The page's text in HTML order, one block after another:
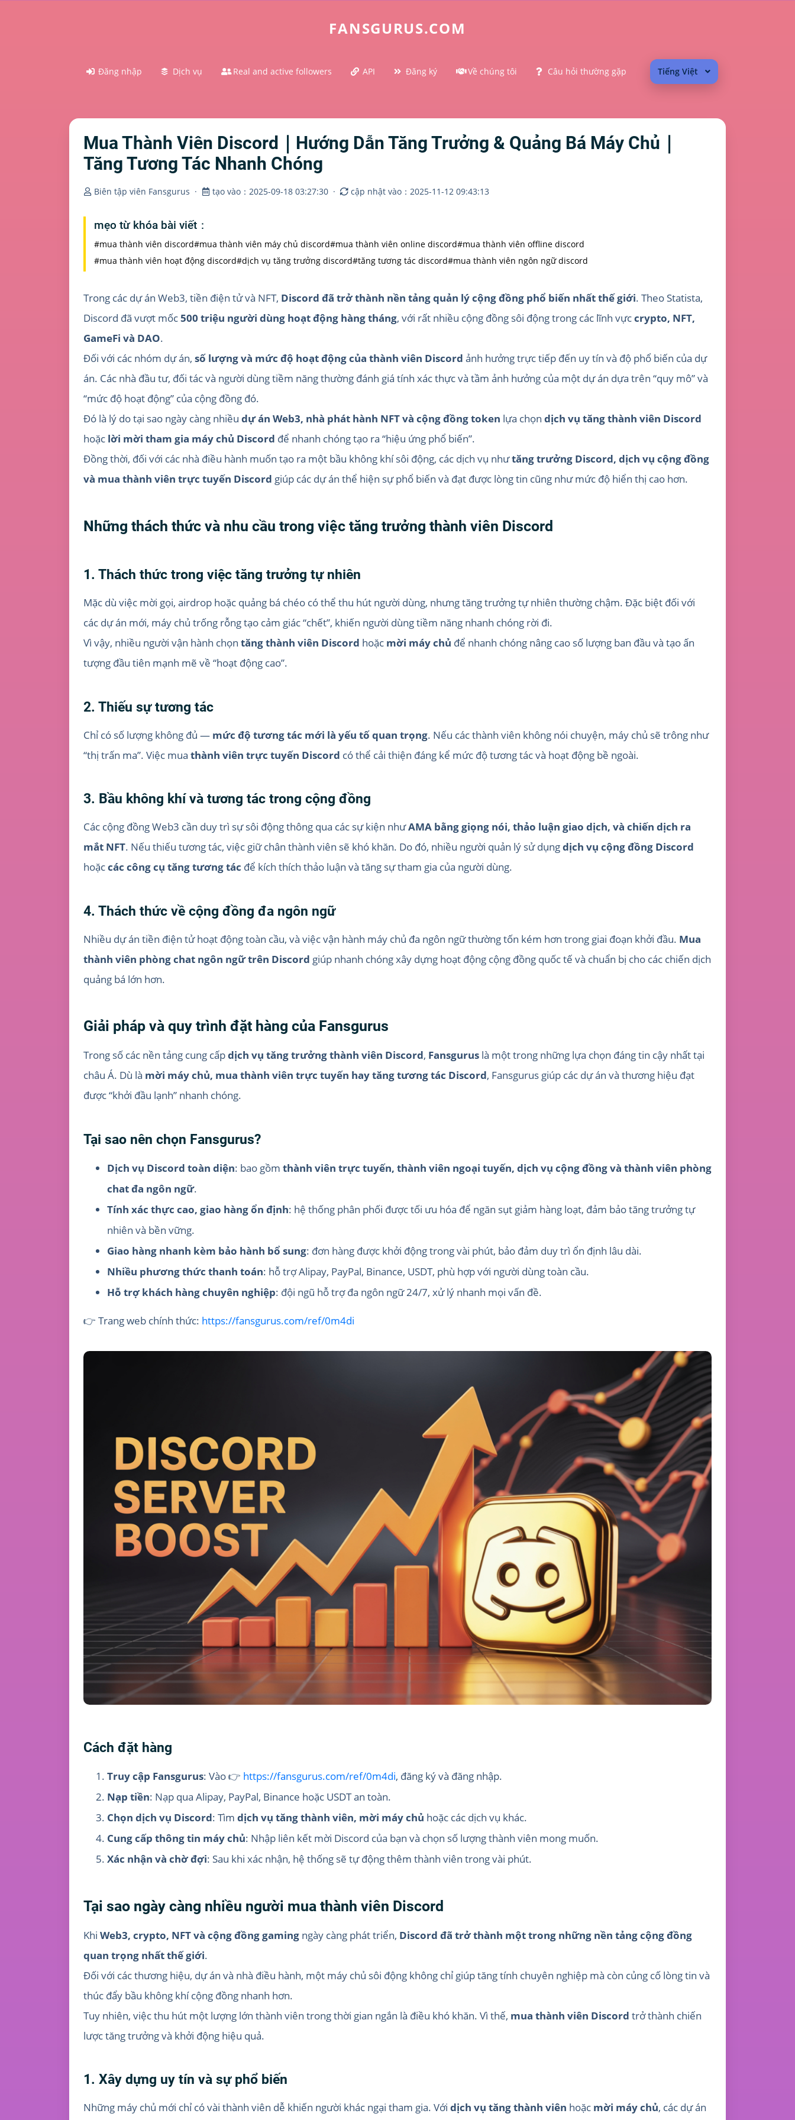
FANSGURUS.COM
Đăng nhập Dịch vụ Real and active followers API Đăng ký Về chúng tôi Câu hỏi thường gặp Tiếng Việt
Mua Thành Viên Discord｜Hướng Dẫn Tăng Trưởng & Quảng Bá Máy Chủ｜
Tăng Tương Tác Nhanh Chóng
Biên tập viên Fansgurus · tạo vào：2025-09-18 03:27:30 · cập nhật vào：2025-11-12 09:43:13
mẹo từ khóa bài viết：
#mua thành viên discord#mua thành viên máy chủ discord#mua thành viên online discord#mua thành viên offline discord
#mua thành viên hoạt động discord#dịch vụ tăng trưởng discord#tăng tương tác discord#mua thành viên ngôn ngữ discord
Trong các dự án Web3, tiền điện tử và NFT, Discord đã trở thành nền tảng quản lý cộng đồng phổ biến nhất thế giới. Theo Statista,
Discord đã vượt mốc500 triệu người dùng hoạt động hàng tháng, với rất nhiều cộng đồng sôi động trong các lĩnh vựccrypto, NFT,
GameFi và DAO.
Đối với các nhóm dự án, số lượng và mức độ hoạt động của thành viên Discord ảnh hưởng trực tiếp đến uy tín và độ phổ biến của dự
án. Các nhà đầu tư, đối tác và người dùng tiềm năng thường đánh giá tính xác thực và tầm ảnh hưởng của một dự án dựa trên “quy mô” và
“mức độ hoạt động” của cộng đồng đó.
Đó là lý do tại sao ngày càng nhiều dự án Web3, nhà phát hành NFT và cộng đồng token lựa chọn dịch vụ tăng thành viên Discord
hoặc lời mời tham gia máy chủ Discord để nhanh chóng tạo ra “hiệu ứng phổ biến”.
Đồng thời, đối với các nhà điều hành muốn tạo ra một bầu không khí sôi động, các dịch vụ nhưtăng trưởng Discord, dịch vụ cộng đồng
và mua thành viên trực tuyến Discord giúp các dự án thể hiện sự phổ biến và đạt được lòng tin cũng như mức độ hiển thị cao hơn.
Những thách thức và nhu cầu trong việc tăng trưởng thành viên Discord
1. Thách thức trong việc tăng trưởng tự nhiên
Mặc dù việc mời gọi, airdrop hoặc quảng bá chéo có thể thu hút người dùng, nhưng tăng trưởng tự nhiên thường chậm. Đặc biệt đối với
các dự án mới, máy chủ trống rỗng tạo cảm giác “chết”, khiến người dùng tiềm năng nhanh chóng rời đi.
Vì vậy, nhiều người vận hành chọn tăng thành viên Discord hoặc mời máy chủ để nhanh chóng nâng cao số lượng ban đầu và tạo ấn
tượng đầu tiên mạnh mẽ về “hoạt động cao”.
2. Thiếu sự tương tác
Chỉ có số lượng không đủ — mức độ tương tác mới là yếu tố quan trọng. Nếu các thành viên không nói chuyện, máy chủ sẽ trông như
“thị trấn ma”. Việc mua thành viên trực tuyến Discord có thể cải thiện đáng kể mức độ tương tác và hoạt động bề ngoài.
3. Bầu không khí và tương tác trong cộng đồng
Các cộng đồng Web3 cần duy trì sự sôi động thông qua các sự kiện nhưAMA bằng giọng nói, thảo luận giao dịch, và chiến dịch ra
mắt NFT. Nếu thiếu tương tác, việc giữ chân thành viên sẽ khó khăn. Do đó, nhiều người quản lý sử dụngdịch vụ cộng đồng Discord
hoặccác công cụ tăng tương tác để kích thích thảo luận và tăng sự tham gia của người dùng.
4. Thách thức về cộng đồng đa ngôn ngữ
Nhiều dự án tiền điện tử hoạt động toàn cầu, và việc vận hành máy chủ đa ngôn ngữ thường tốn kém hơn trong giai đoạn khởi đầu. Mua
thành viên phòng chat ngôn ngữ trên Discord giúp nhanh chóng xây dựng hoạt động cộng đồng quốc tế và chuẩn bị cho các chiến dịch
quảng bá lớn hơn.
Giải pháp và quy trình đặt hàng của Fansgurus
Trong số các nền tảng cung cấpdịch vụ tăng trưởng thành viên Discord, Fansgurus là một trong những lựa chọn đáng tin cậy nhất tại
châu Á. Dù là mời máy chủ, mua thành viên trực tuyến hay tăng tương tác Discord, Fansgurus giúp các dự án và thương hiệu đạt
được “khởi đầu lạnh” nhanh chóng.
Tại sao nên chọn Fansgurus?
Dịch vụ Discord toàn diện: bao gồm thành viên trực tuyến, thành viên ngoại tuyến, dịch vụ cộng đồng và thành viên phòng
chat đa ngôn ngữ.
Tính xác thực cao, giao hàng ổn định: hệ thống phân phối được tối ưu hóa để ngăn sụt giảm hàng loạt, đảm bảo tăng trưởng tự
nhiên và bền vững.
Giao hàng nhanh kèm bảo hành bổ sung: đơn hàng được khởi động trong vài phút, bảo đảm duy trì ổn định lâu dài.
Nhiều phương thức thanh toán: hỗ trợ Alipay, PayPal, Binance, USDT, phù hợp với người dùng toàn cầu.
Hỗ trợ khách hàng chuyên nghiệp: đội ngũ hỗ trợ đa ngôn ngữ 24/7, xử lý nhanh mọi vấn đề.
👉 Trang web chính thức: https://fansgurus.com/ref/0m4di
Cách đặt hàng
Truy cập Fansgurus: Vào 👉 https://fansgurus.com/ref/0m4di, đăng ký và đăng nhập.
Nạp tiền: Nạp qua Alipay, PayPal, Binance hoặc USDT an toàn.
Chọn dịch vụ Discord: Tìm dịch vụ tăng thành viên, mời máy chủ hoặc các dịch vụ khác.
Cung cấp thông tin máy chủ: Nhập liên kết mời Discord của bạn và chọn số lượng thành viên mong muốn.
Xác nhận và chờ đợi: Sau khi xác nhận, hệ thống sẽ tự động thêm thành viên trong vài phút.
Tại sao ngày càng nhiều người mua thành viên Discord
Khi Web3, crypto, NFT và cộng đồng gaming ngày càng phát triển, Discord đã trở thành một trong những nền tảng cộng đồng
quan trọng nhất thế giới.
Đối với các thương hiệu, dự án và nhà điều hành, một máy chủ sôi động không chỉ giúp tăng tính chuyên nghiệp mà còn củng cố lòng tin và
thúc đẩy bầu không khí cộng đồng nhanh hơn.
Tuy nhiên, việc thu hút một lượng lớn thành viên trong thời gian ngắn là điều khó khăn. Vì thế, mua thành viên Discord trở thành chiến
lược tăng trưởng và khởi động hiệu quả.
1. Xây dựng uy tín và sự phổ biến
Những máy chủ mới chỉ có vài thành viên dễ khiến người khác ngại tham gia. Với dịch vụ tăng thành viên hoặc mời máy chủ, các dự án